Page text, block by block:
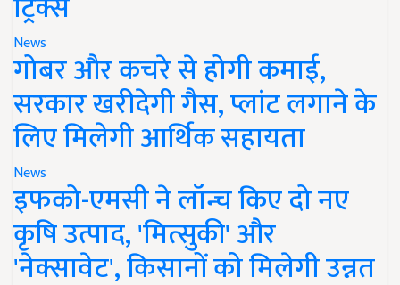
News
गोबर और कचरे से होगी कमाई,
सरकार खरीदेगी गैस, प्लांट लगाने के
लिए मिलेगी आर्थिक सहायता
News
इफको-एमसी ने लॉन्च किए दो नए
कृषि उत्पाद, 'मित्सुकी' और
'नेक्सावेट', किसानों को मिलेगी उन्नत